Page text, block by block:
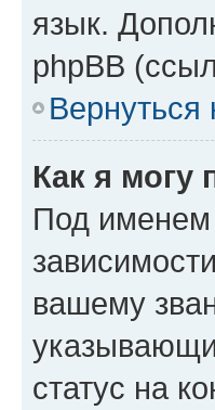
язык.
phpBB
Вернуться
Как я могу
Под именем
вашему
статус на